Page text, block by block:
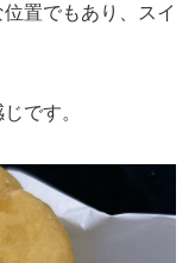
置でもあり、スイ
です。